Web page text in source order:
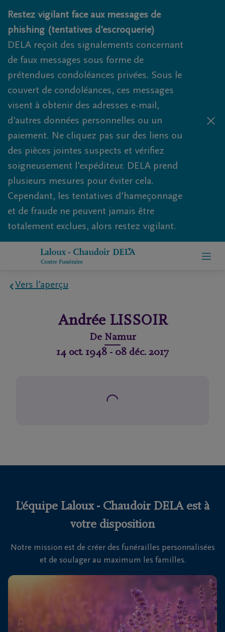
Obituaries.breadcrumbs.SkipLink
Restez vigilant face aux messages de
phishing (tentatives d'escroquerie)
DELA reçoit des signalements concernant
de faux messages sous forme de
prétendues condoléances privées. Sous le
couvert de condoléances, ces messages
visent à obtenir des adresses e-mail,
d'autres données personnelles ou un
paiement. Ne cliquez pas sur des liens ou
des pièces jointes suspects et vérifiez
soigneusement l'expéditeur. DELA prend
plusieurs mesures pour éviter cela.
Cependant, les tentatives d'hameçonnage
et de fraude ne peuvent jamais être
totalement exclues, alors restez vigilant.
décès
centres
funéraires
posées
Vers l'aperçu
Andrée LISSOIR
De Namur
14 oct. 1948 - 08 déc. 2017
L'équipe Laloux - Chaudoir DELA est à
votre disposition
Notre mission est de créer des funérailles personnalisées
et de soulager au maximum les familles.